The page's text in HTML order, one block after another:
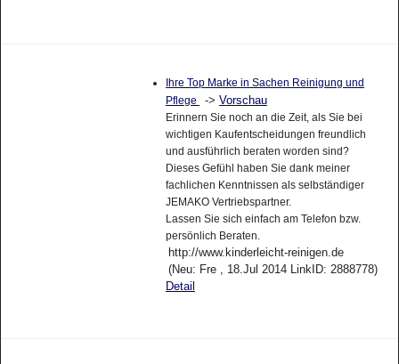
Ihre Top Marke in Sachen Reinigung und
Pflege
-> Vorschau
Erinnern Sie noch an die Zeit, als Sie bei
wichtigen Kaufentscheidungen freundlich
und ausführlich beraten worden sind?
Dieses Gefühl haben Sie dank meiner
fachlichen Kenntnissen als selbständiger
JEMAKO Vertriebspartner.
Lassen Sie sich einfach am Telefon bzw.
persönlich Beraten.
http://www.kinderleicht-reinigen.de
(Neu: Fre , 18.Jul 2014 LinkID: 2888778)
Detail